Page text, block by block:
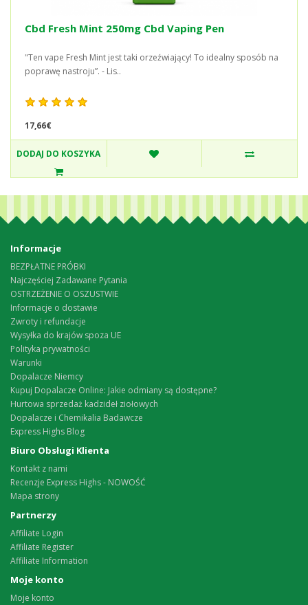
Cbd Fresh Mint 250mg Cbd Vaping Pen
"Ten vape Fresh Mint jest taki orzeźwiający! To idealny sposób na
poprawę nastroju”. - Lis..
17,66€
DODAJ DO KOSZYKA
Informacje
BEZPŁATNE PRÓBKI
Najczęściej Zadawane Pytania
OSTRZEŻENIE O OSZUSTWIE
Informacje o dostawie
Zwroty i refundacje
Wysyłka do krajów spoza UE
Polityka prywatności
Warunki
Dopalacze Niemcy
Kupuj Dopalacze Online: Jakie odmiany są dostępne?
Hurtowa sprzedaż kadzideł ziołowych
Dopalacze i Chemikalia Badawcze
Express Highs Blog
Biuro Obsługi Klienta
Kontakt z nami
Recenzje Express Highs - NOWOŚĆ
Mapa strony
Partnerzy
Affiliate Login
Affiliate Register
Affiliate Information
Moje konto
Moje konto